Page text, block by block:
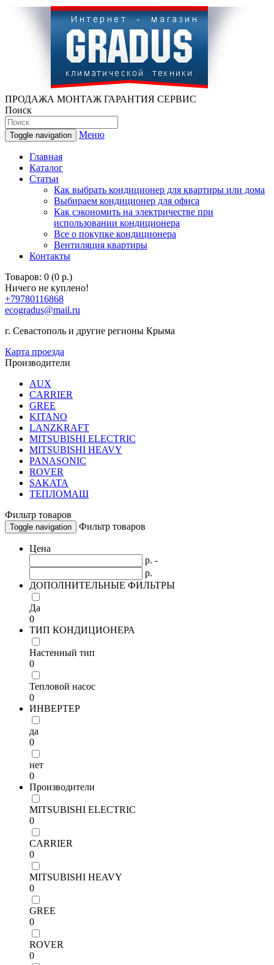
ПРОДАЖА МОНТАЖ ГАРАНТИЯ СЕРВИС
Поиск
Toggle navigation Меню
Главная
Каталог
Статьи
Как выбрать кондиционер для квартиры или дома
Выбираем кондиционер для офиса
Как сэкономить на электричестве при
использовании кондиционера
Все о покупке кондиционера
Вентиляция квартиры
Контакты
Товаров: 0 (0 р.)
Ничего не куплено!
+79780116868
ecogradus@mail.ru
г. Севастополь и другие регионы Крыма
Карта проезда
Производители
AUX
CARRIER
GREE
KITANO
LANZKRAFT
MITSUBISHI ELECTRIC
MITSUBISHI HEAVY
PANASONIC
ROVER
SAKATA
ТЕПЛОМАШ
Фильтр товаров
Toggle navigation Фильтр товаров
Цена
р. -
р.
ДОПОЛНИТЕЛЬНЫЕ ФИЛЬТРЫ
Да
0
ТИП КОНДИЦИОНЕРА
Настенный тип
0
Тепловой насос
0
ИНВЕРТЕР
да
0
нет
0
Производители
MITSUBISHI ELECTRIC
0
CARRIER
0
MITSUBISHI HEAVY
0
GREE
0
ROVER
0